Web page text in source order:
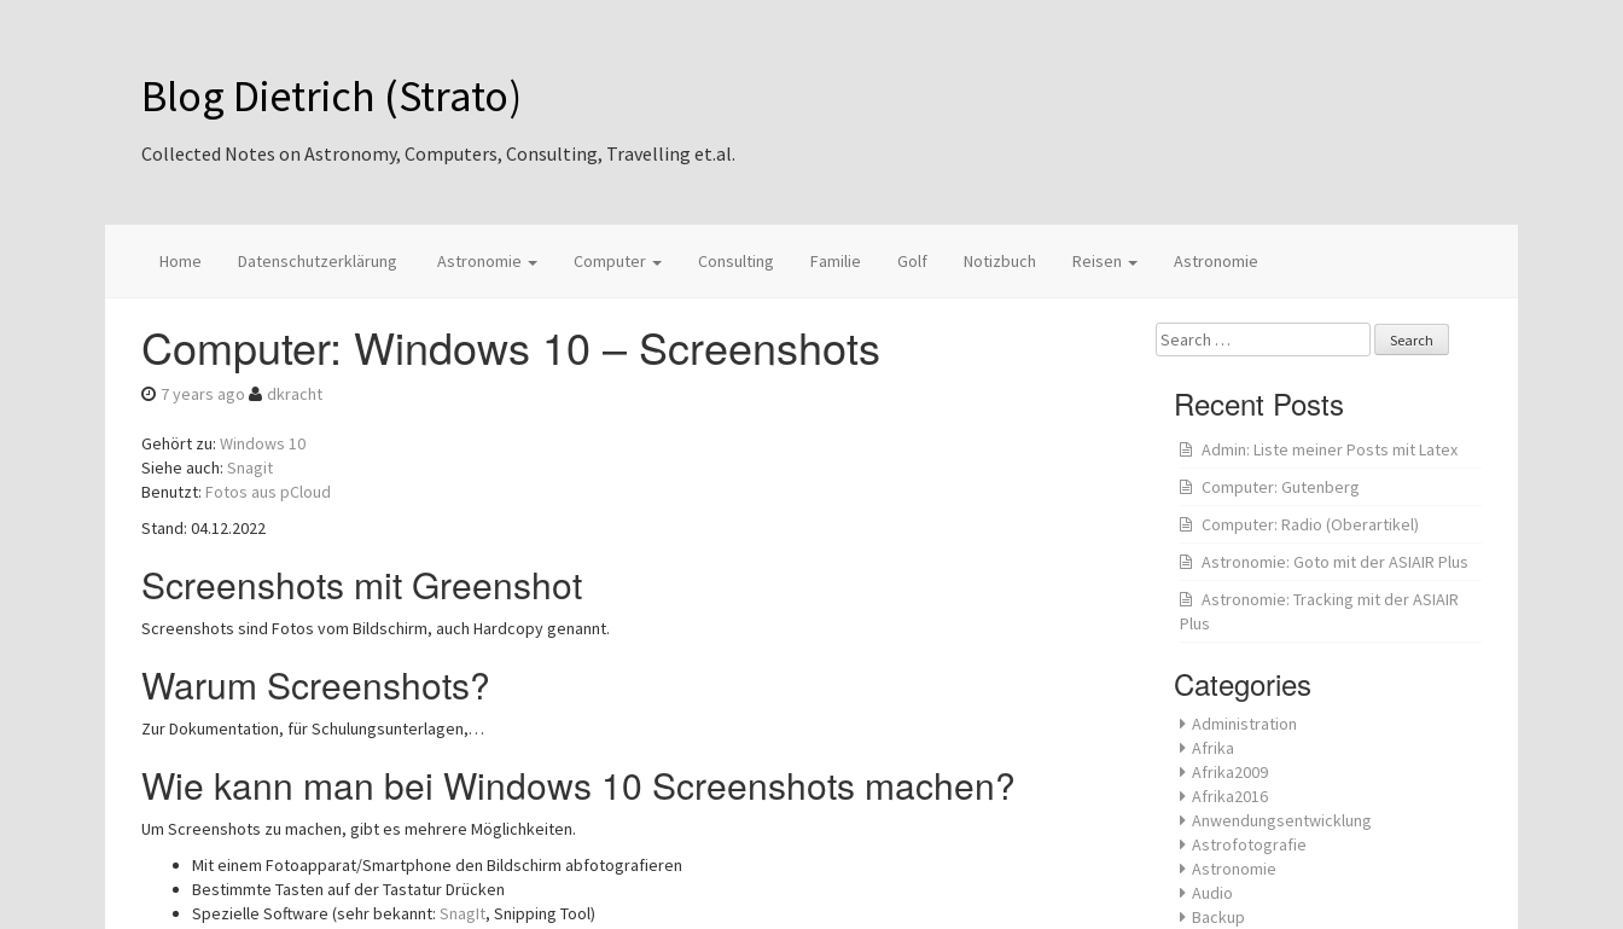
Blog Dietrich (Strato)
Collected Notes on Astronomy, Computers, Consulting, Travelling et.al.
Home Datenschutzerklärung Astronomie Computer Consulting Familie Golf Notizbuch Reisen Astronomie
Computer: Windows 10 – Screenshots
7 years ago dkracht
Gehört zu: Windows 10
Siehe auch: Snagit
Benutzt: Fotos aus pCloud
Stand: 04.12.2022
Screenshots mit Greenshot
Screenshots sind Fotos vom Bildschirm, auch Hardcopy genannt.
Warum Screenshots?
Zur Dokumentation, für Schulungsunterlagen,…
Wie kann man bei Windows 10 Screenshots machen?
Um Screenshots zu machen, gibt es mehrere Möglichkeiten.
Mit einem Fotoapparat/Smartphone den Bildschirm abfotografieren
Bestimmte Tasten auf der Tastatur Drücken
Spezielle Software (sehr bekannt: SnagIt, Snipping Tool)
Search
for:
Recent Posts
Admin: Liste meiner Posts mit Latex
Computer: Gutenberg
Computer: Radio (Oberartikel)
Astronomie: Goto mit der ASIAIR Plus
Astronomie: Tracking mit der ASIAIR
Plus
Categories
Administration
Afrika
Afrika2009
Afrika2016
Anwendungsentwicklung
Astrofotografie
Astronomie
Audio
Backup